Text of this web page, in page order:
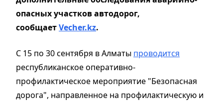
опасных участков автодорог,
сообщаетVecher.kz.
С 15 по 30 сентября в Алматы проводится
республиканское оперативно-
профилактическое мероприятие "Безопасная
дорога", направленное на профилактическую и